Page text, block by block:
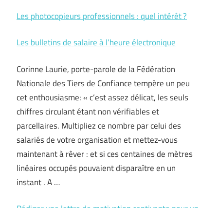
Les photocopieurs professionnels : quel intérêt ?
Les bulletins de salaire à l’heure électronique
Corinne Laurie, porte-parole de la Fédération
Nationale des Tiers de Confiance tempère un peu
cet enthousiasme: « c’est assez délicat, les seuls
chiffres circulant étant non vérifiables et
parcellaires. Multipliez ce nombre par celui des
salariés de votre organisation et mettez-vous
maintenant à rêver : et si ces centaines de mètres
linéaires occupés pouvaient disparaître en un
instant . A …